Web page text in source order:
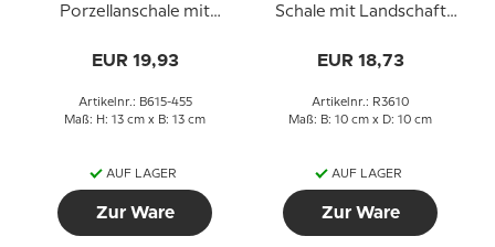
Porzellanschale mit
455
EUR 19,93
Artikelnr.: B615-455
Maß: H: 13 cm x B: 13 cm
AUF LAGER
Zur Ware
Schale mit Landschaft
EUR 18,73
Artikelnr.: R3610
Maß: B: 10 cm x D: 10 cm
AUF LAGER
Zur Ware